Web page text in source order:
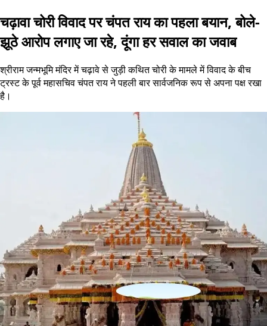
चढ़ावा चोरी विवाद पर चंपत राय का पहला बयान, बोले-
झूठे आरोप लगाए जा रहे, दूंगा हर सवाल का जवाब
श्रीराम जन्मभूमि मंदिर में चढ़ावे से जुड़ी कथित चोरी के मामले में विवाद के बीच
ट्रस्ट के पूर्व महासचिव चंपत राय ने पहली बार सार्वजनिक रूप से अपना पक्ष रखा
है।